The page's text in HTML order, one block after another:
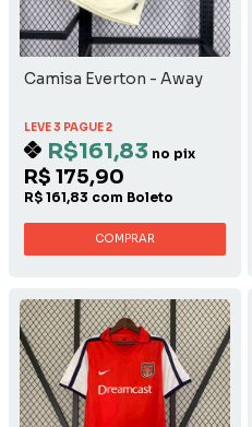
Camisa Everton - Away
LEVE 3 PAGUE 2
R$161,83 no pix
R$ 175,90
R$ 161,83 com Boleto
COMPRAR